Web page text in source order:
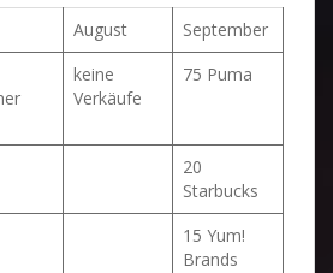
August
September
keine
Verkäufe
75 Puma
20
Starbucks
15 Yum!
Brands